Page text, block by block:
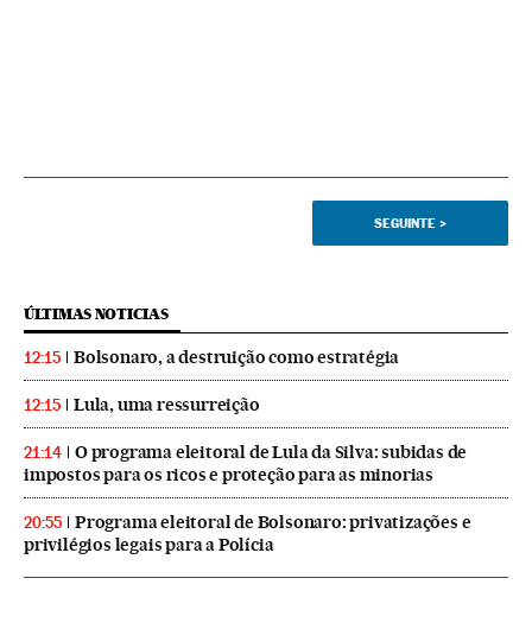
SEGUINTE >
ÚLTIMAS NOTICIAS
12:15 Bolsonaro, a destruição como estratégia
12:15 Lula, uma ressurreição
21:14
O programa eleitoral de Lula da Silva: subidas de
impostos para os ricos e proteção para as minorias
20:55
Programa eleitoral de Bolsonaro: privatizações e
privilégios legais para a Polícia